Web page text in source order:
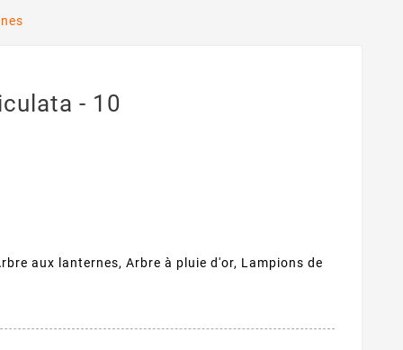
- 10
aux lanternes, Arbre à pluie d'or, Lampions de